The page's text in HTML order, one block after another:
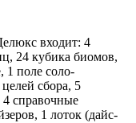
входит: 4
24 кубика биомов,
1 поле соло-
сбора, 5
справочные
1 лоток (дайс-